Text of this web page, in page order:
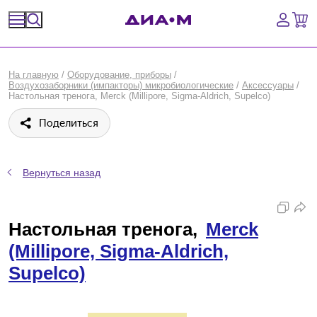
Оборудование, приборы
Расходные материалы, пластик, стекло
Библиотека
Войти
На главную / Оборудование, приборы /
Воздухозаборники (импакторы) микробиологические / Аксессуары /
Настольная тренога, Merck (Millipore, Sigma-Aldrich, Supelco)
Поделиться
Вернуться назад
Настольная тренога, Merck
(Millipore, Sigma-Aldrich,
Supelco)